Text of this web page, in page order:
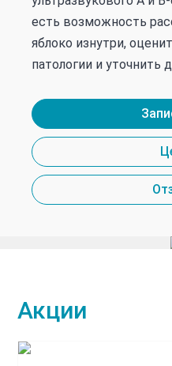
есть возможность
яблоко изнутри,
патологии и уточнить
Акции